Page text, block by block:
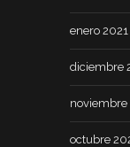
enero 2021
diciembre
noviembre
octubre